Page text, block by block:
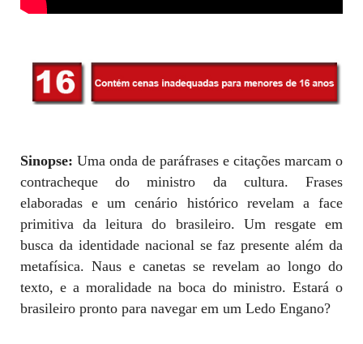
Sinopse: Uma onda de paráfrases e citações marcam o
contracheque do ministro da cultura. Frases
elaboradas e um cenário histórico revelam a face
primitiva da leitura do brasileiro. Um resgate em
busca da identidade nacional se faz presente além da
metafísica. Naus e canetas se revelam ao longo do
texto, e a moralidade na boca do ministro. Estará o
brasileiro pronto para navegar em um Ledo Engano?